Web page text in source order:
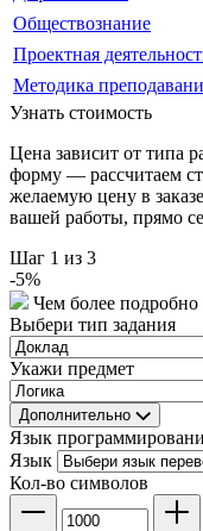
Обществознание
Проектная
Методика
Узнать стоимость
Цена зависит от типа
форму — рассчитаем
желаемую цену в
вашей работы, прямо
Шаг 1 из 3
-5%
Чем более
Выбери тип задания
Укажи предмет
Дополнительно
Язык
Язык
Кол-во символов